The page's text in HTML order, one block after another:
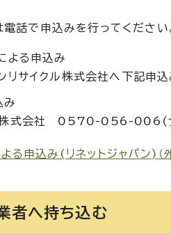
電話で申込みを行ってください
よる申込み
リサイクル株式会社へ下記申
み
株式会社 0570-056-006(ナ
よる申込み(リネットジャパン) （
者へ持ち込む